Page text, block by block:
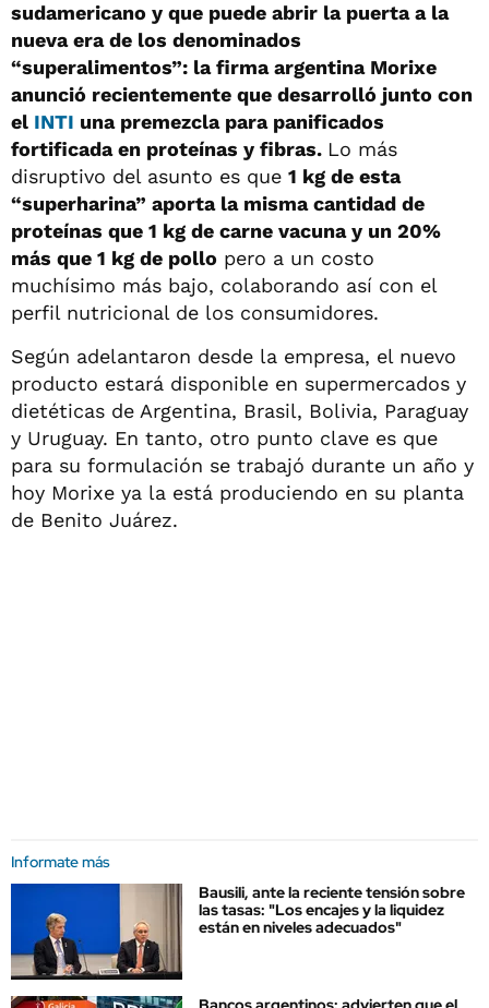
sudamericano y que puede abrir la puerta a la
nueva era de los denominados
“superalimentos”: la firma argentina Morixe
anunció recientemente que desarrolló junto con
el INTI una premezcla para panificados
fortificada en proteínas y fibras. Lo más
disruptivo del asunto es que 1 kg de esta
“superharina” aporta la misma cantidad de
proteínas que 1 kg de carne vacuna y un 20%
más que 1 kg de pollo pero a un costo
muchísimo más bajo, colaborando así con el
perfil nutricional de los consumidores.
Según adelantaron desde la empresa, el nuevo
producto estará disponible en supermercados y
dietéticas de Argentina, Brasil, Bolivia, Paraguay
y Uruguay. En tanto, otro punto clave es que
para su formulación se trabajó durante un año y
hoy Morixe ya la está produciendo en su planta
de Benito Juárez.
Informate más
Bausili, ante la reciente tensión sobre
las tasas: "Los encajes y la liquidez
están en niveles adecuados"